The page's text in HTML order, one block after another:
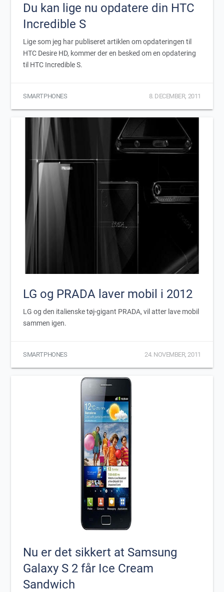
Du kan lige nu opdatere din HTC
Incredible S
Lige som jeg har publiseret artiklen om opdateringen til
HTC Desire HD, kommer der en besked om en opdatering
til HTC Incredible S.
SMARTPHONES 8. DECEMBER, 2011
LG og PRADA laver mobil i 2012
LG og den italienske tøj-gigant PRADA, vil atter lave mobil
sammen igen.
SMARTPHONES 24. NOVEMBER, 2011
Nu er det sikkert at Samsung
Galaxy S 2 får Ice Cream
Sandwich